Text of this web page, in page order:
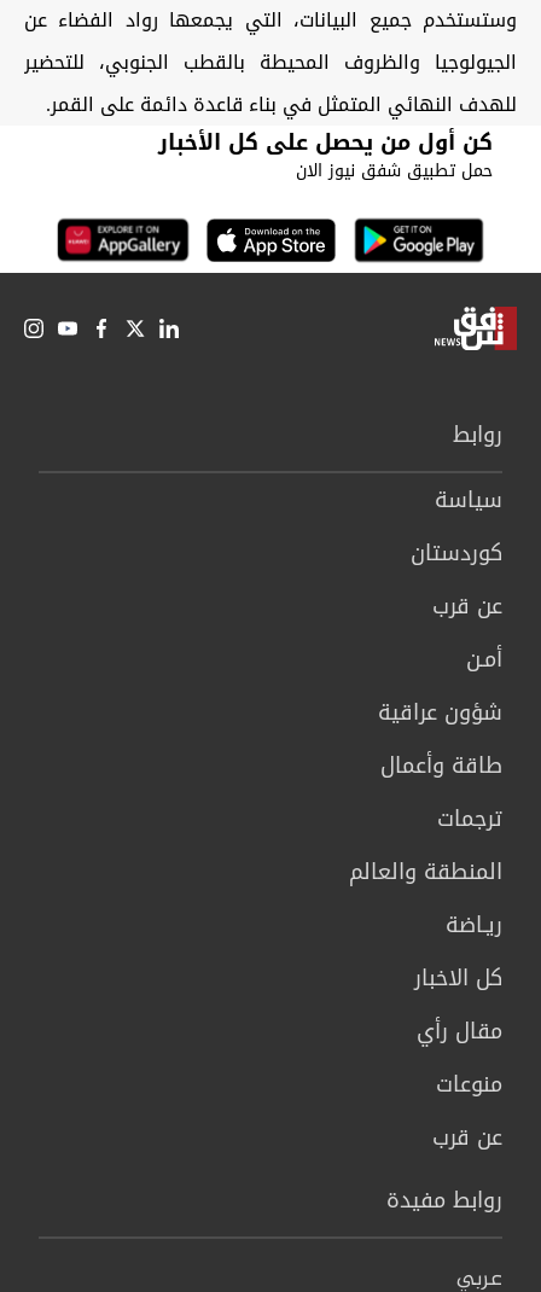
وستستخدم جميع البيانات، التي يجمعها رواد الفضاء عن
الجيولوجيا والظروف المحيطة بالقطب الجنوبي، للتحضير
للهدف النهائي المتمثل في بناء قاعدة دائمة على القمر.
كن أول من يحصل على كل الأخبار
حمل تطبيق شفق نيوز الان
روابط
سیاسة
كوردستان
عن قرب
أمـن
شؤون عراقية
طاقة وأعمال
ترجمات
المنطقة والعالم
ريـاضة
كل الاخبار
مقال رأي
منوعات
عن قرب
روابط مفيدة
عربي